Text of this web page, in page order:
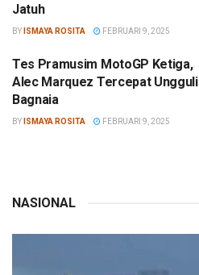
Jatuh
BY ISMAYA ROSITA FEBRUARI 9, 2025
Tes Pramusim MotoGP Ketiga,
Alec Marquez Tercepat Ungguli
Bagnaia
BY ISMAYA ROSITA FEBRUARI 9, 2025
NASIONAL